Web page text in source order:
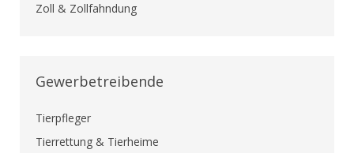
Zoll & Zollfahndung
Gewerbetreibende
Tierpfleger
Tierrettung & Tierheime